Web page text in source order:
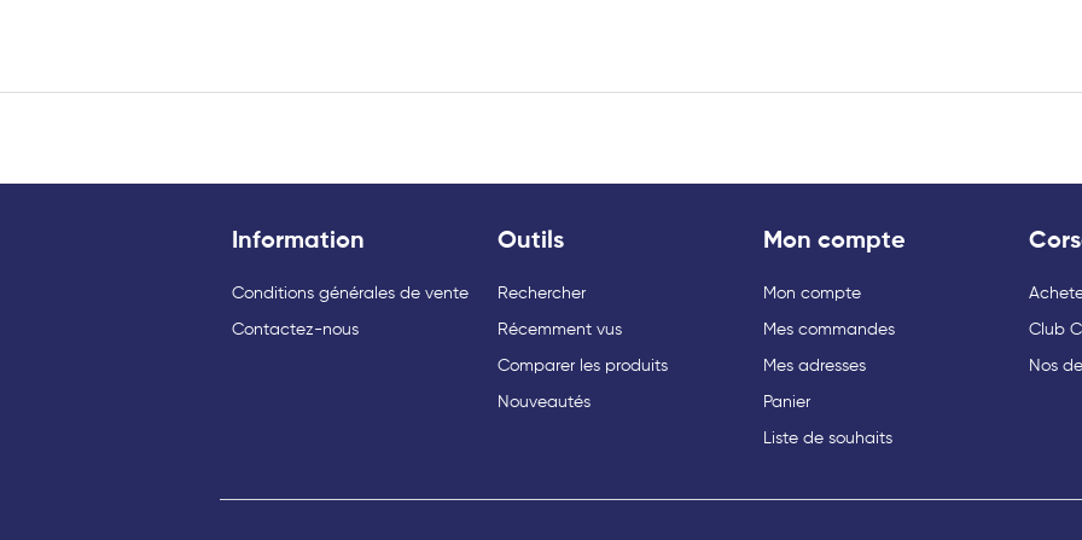
Information
Conditions générales de vente
Contactez-nous
Outils
Rechercher
Récemment vus
Comparer les produits
Nouveautés
Mon compte
Mon compte
Mes commandes
Mes adresses
Panier
Liste de souhaits
Club
Nos